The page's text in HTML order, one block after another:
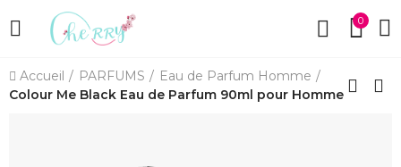
0
Accueil PARFUMS
Eau de Parfum Homme
Colour Me Black Eau de Parfum 90ml pour Homme